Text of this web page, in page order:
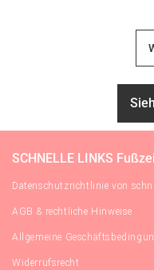
SCHNELLE LINKS
Datenschutzrichtlinie von
AGB & rechtliche Hinweise
Allgemeine
Widerrufsrecht